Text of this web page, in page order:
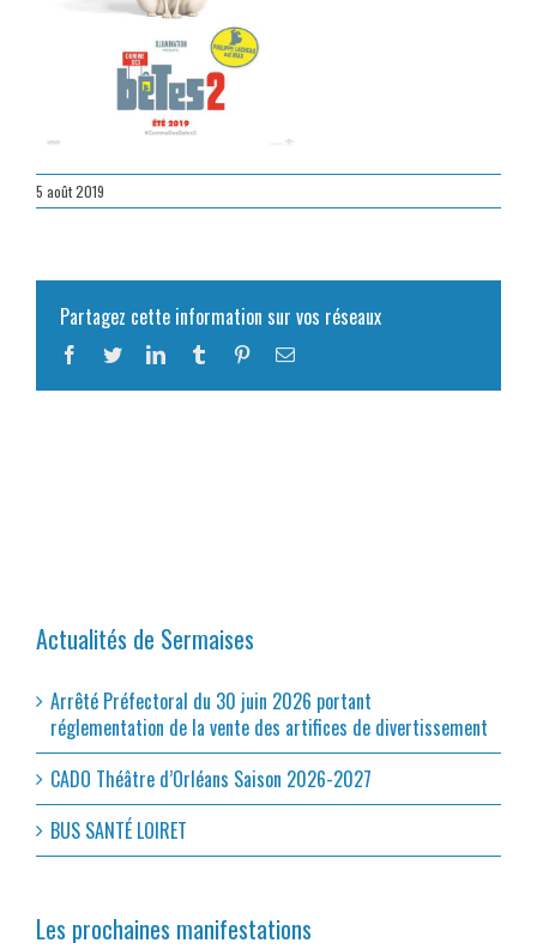
5 août 2019
Partagez cette information sur vos réseaux
Facebook
TwitterLinkedInTumblr PinterestEmail
Actualités de Sermaises
Arrêté Préfectoral du 30 juin 2026 portant
réglementation de la vente des artifices de divertissement
CADO Théâtre d’Orléans Saison 2026-2027
BUS SANTÉ LOIRET
Les prochaines manifestations